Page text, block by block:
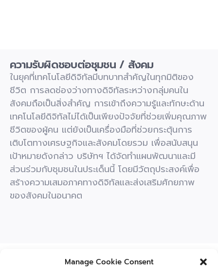
Manage Cookie Consent
ความรับผิดชอบต่อชุมชน / สังคม
ในยุคที่เทคโนโลยีดิจิทัลมีบทบาทสำคัญในทุกมิติของ
ชีวิต การลดช่องว่างทางดิจิทัลระหว่างกลุ่มคนใน
สังคมถือเป็นสิ่งสำคัญ การเข้าถึงความรู้และทักษะด้าน
เทคโนโลยีดิจิทัลไม่ได้เป็นเพียงปัจจัยที่ช่วยเพิ่มคุณภาพ
ชีวิตของผู้คน แต่ยังเป็นเครื่องมือที่ช่วยกระตุ้นการ
เติบโตทางเศรษฐกิจและสังคมโดยรวม เพื่อสนับสนุน
เป้าหมายดังกล่าว บริษัทฯ ได้จัดทำแผนพัฒนาและมี
ส่วนร่วมกับชุมชนในประเด็นนี้ โดยมีวัตถุประสงค์เพื่อ
สร้างความเสมอภาคทางดิจิทัลและส่งเสริมศักยภาพ
ของสังคมในอนาคต